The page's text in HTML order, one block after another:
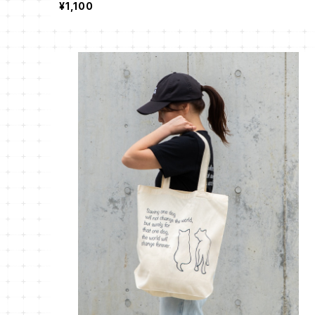
¥1,100